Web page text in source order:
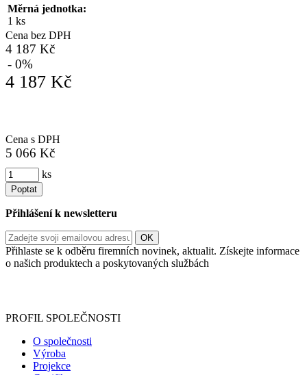
Měrná jednotka:
1 ks
Cena bez DPH
4 187 Kč
- 0%
4 187 Kč
Cena s DPH
5 066 Kč
ks
Poptat
Přihlášení k newsletteru
Přihlaste se k odběru firemních novinek, aktualit. Získejte informace
o našich produktech a poskytovaných službách
PROFIL SPOLEČNOSTI
O společnosti
Výroba
Projekce